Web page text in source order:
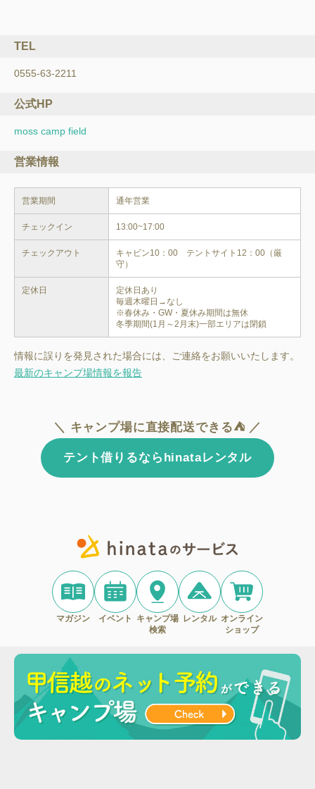
TEL
0555-63-2211
公式HP
moss camp field
営業情報
営業期間 通年営業
チェックイン 13:00~17:00
チェックアウト
キャビン10：00　テントサイト12：00（厳
守）
定休日
定休日あり
毎週木曜日→なし
※春休み・GW・夏休み期間は無休
冬季期間(1月～2月末)一部エリアは閉鎖
情報に誤りを発見された場合には、ご連絡をお願いいたします。
最新のキャンプ場情報を報告
＼ キャンプ場に直接配送できる⛺ ／
テント借りるならhinataレンタル
マガジン イベント
キャンプ場
検索
レンタル オンライン
ショップ